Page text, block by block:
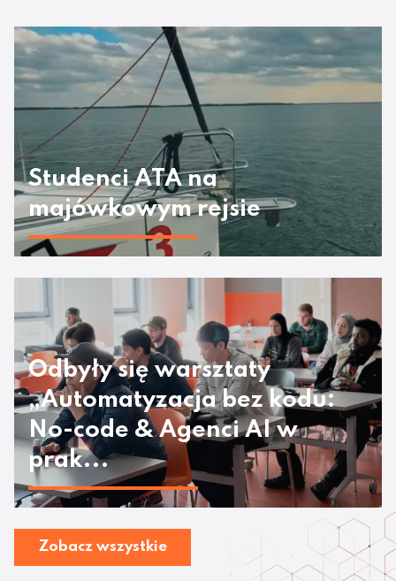
Studenci ATA na
majówkowym rejsie
Odbyły się warsztaty
„Automatyzacja bez kodu:
No-code & Agenci AI w
prak...
Zobacz wszystkie